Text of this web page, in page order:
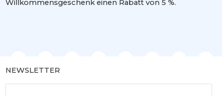
Willkommensgeschenk einen Rabatt von 5 %.
NEWSLETTER